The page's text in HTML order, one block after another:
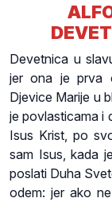
Devetnica u
jer ona je prva
Djevice Marije u
je povlasticama i
Isus Krist, po
sam Isus, kada
poslati Duha
odem: jer ako